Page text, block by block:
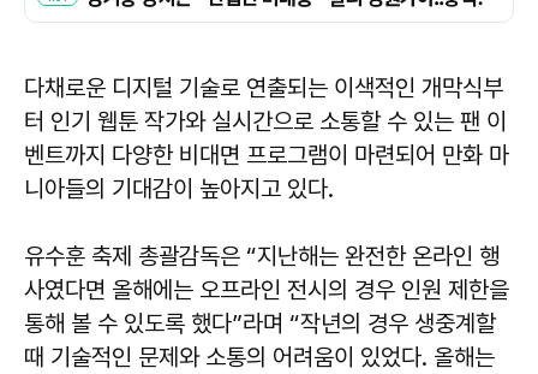
다채로운 디지털 기술로 연출되는 이색적인 개막식부
터 인기 웹툰 작가와 실시간으로 소통할 수 있는 팬 이
벤트까지 다양한 비대면 프로그램이 마련되어 만화 마
니아들의 기대감이 높아지고 있다.
유수훈 축제 총괄감독은 “지난해는 완전한 온라인 행
사였다면 올해에는 오프라인 전시의 경우 인원 제한을
통해 볼 수 있도록 했다”라며 “작년의 경우 생중계할
때 기술적인 문제와 소통의 어려움이 있었다. 올해는